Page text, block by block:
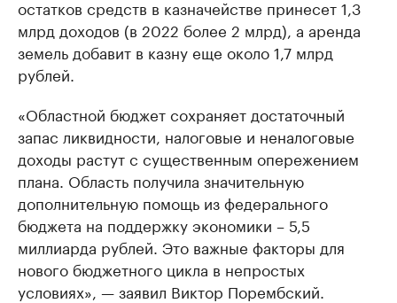
остатков средств в казначействе принесет 1,3
млрд доходов (в 2022 более 2 млрд), а аренда
земель добавит в казну еще около 1,7 млрд
рублей.
«Областной бюджет сохраняет достаточный
запас ликвидности, налоговые и неналоговые
доходы растут с существенным опережением
плана. Область получила значительную
дополнительную помощь из федерального
бюджета на поддержку экономики – 5,5
миллиарда рублей. Это важные факторы для
нового бюджетного цикла в непростых
условиях», — заявил Виктор Порембский.